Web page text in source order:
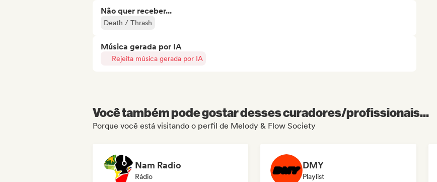
Não quer receber...
Death / Thrash
Música gerada por IA
Rejeita música gerada por IA
Você também pode gostar desses curadores/profissionais...
Porque você está visitando o perfil de Melody & Flow Society
Nam Radio
Rádio
DMY
Playlist